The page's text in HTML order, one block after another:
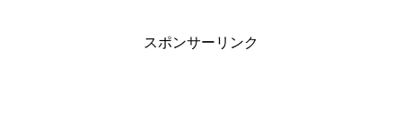
スポンサーリンク